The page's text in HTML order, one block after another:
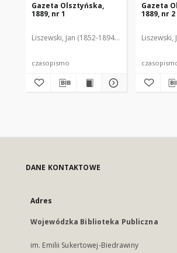
Gazeta Olsztyńska,
1889, nr 1
Liszewski, Jan (1852-1894). Red.
czasopismo
Gazeta
1889, nr 2
Liszewski,
DANE KONTAKTOWE
Adres
Wojewódzka Biblioteka Publiczna
im. Emilii Sukertowej-Biedrawiny